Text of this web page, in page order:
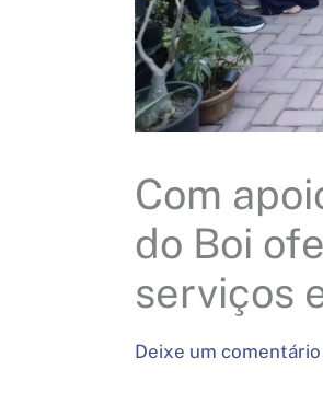
Com
do Boi
serviços
Deixe um comentário